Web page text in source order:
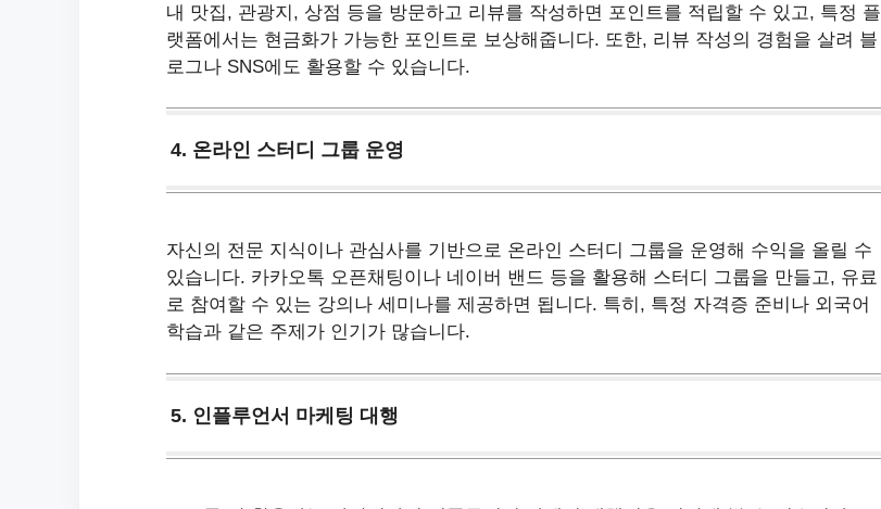
내 맛집, 관광지, 상점 등을 방문하고 리뷰를 작성하면 포인트를 적립할 수 있고, 특정 플
랫폼에서는 현금화가 가능한 포인트로 보상해줍니다. 또한, 리뷰 작성의 경험을 살려 블
로그나 SNS에도 활용할 수 있습니다.
4. 온라인 스터디 그룹 운영
자신의 전문 지식이나 관심사를 기반으로 온라인 스터디 그룹을 운영해 수익을 올릴 수
있습니다. 카카오톡 오픈채팅이나 네이버 밴드 등을 활용해 스터디 그룹을 만들고, 유료
로 참여할 수 있는 강의나 세미나를 제공하면 됩니다. 특히, 특정 자격증 준비나 외국어
학습과 같은 주제가 인기가 많습니다.
5. 인플루언서 마케팅 대행